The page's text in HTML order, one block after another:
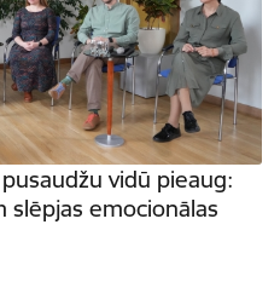
vidū pieaug:
emocionālas